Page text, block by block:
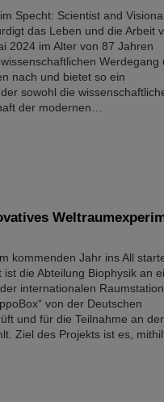
Specht: Scientist and
das Leben und die Arbeit
2024 im Alter von 87 Jahren
Werdegang
nach und bietet so ein
sowohl die
der modernen…
kommenden Jahr ins All
die Abteilung Biophysik an
internationalen
von der Deutschen
und für die Teilnahme an der
Ziel des Projekts ist es,